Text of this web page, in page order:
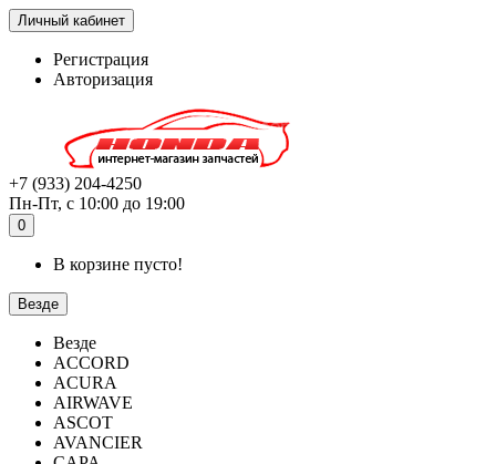
Личный кабинет
Регистрация
Авторизация
+7 (933) 204-4250
Пн-Пт, с 10:00 до 19:00
0
В корзине пусто!
Везде
Везде
ACCORD
ACURA
AIRWAVE
ASCOT
AVANCIER